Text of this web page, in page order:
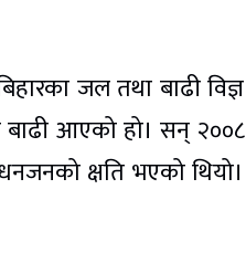
जल तथा बाढी विज्ञ
बाढी आएको हो। सन् २००८
क्षति भएको थियो।